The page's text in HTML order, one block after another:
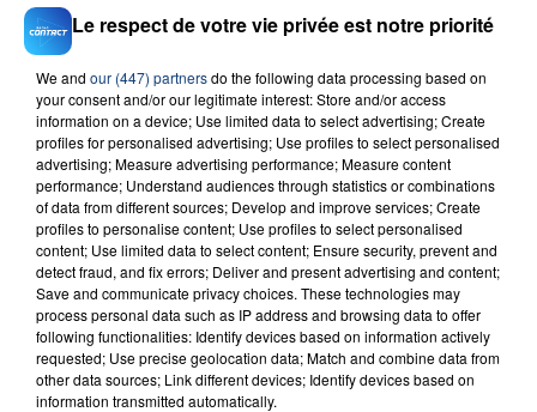
23 juillet 2026
INCENDIE MORTEL À LENS : UNE FEMME ET
SON BÉBÉ ENTRE LA VIE ET LA...
Un homme s'est immolé par le feu après avoir
aspergé sa compagne et leur bébé de trois mois
d'un liquide inflammable.
Le respect de votre vie privée est notre priorité
We and our (447) partnersdo the following data processing based on
your consent and/or our legitimate interest: Store and/or access
information on a device; Use limited data to select advertising; Create
profiles for personalised advertising; Use profiles to select personalised
advertising; Measure advertising performance; Measure content
performance; Understand audiences through statistics or combinations
of data from different sources; Develop and improve services; Create
profiles to personalise content; Use profiles to select personalised
content; Use limited data to select content; Ensure security, prevent and
detect fraud, and fix errors; Deliver and present advertising and content;
Save and communicate privacy choices. These technologies may
process personal data such as IP address and browsing data to offer
following functionalities: Identify devices based on information actively
requested; Use precise geolocation data; Match and combine data from
other data sources; Link different devices; Identify devices based on
information transmitted automatically.